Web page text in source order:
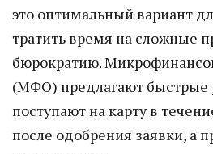
это оптимальный вариант
тратить время на сложные
бюрократию.
(МФО) предлагают быстрые
поступают на карту в
после одобрения заявки, а